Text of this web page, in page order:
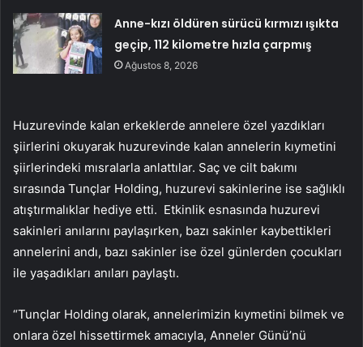
Anne-kızı öldüren sürücü kırmızı ışıkta
geçip, 112 kilometre hızla çarpmış
Ağustos 8, 2026
Huzurevinde kalan erkeklerde annelere özel yazdıkları
şiirlerini okuyarak huzurevinde kalan annelerin kıymetini
şiirlerindeki mısralarla anlattılar. Saç ve cilt bakımı
sırasında Tunçlar Holding, huzurevi sakinlerine ise sağlıklı
atıştırmalıklar hediye etti. Etkinlik esnasında huzurevi
sakinleri anılarını paylaşırken, bazı sakinler kaybettikleri
annelerini andı, bazı sakinler ise özel günlerden çocukları
ile yaşadıkları anıları paylaştı.
“Tunçlar Holding olarak, annelerimizin kıymetini bilmek ve
onlara özel hissettirmek amacıyla, Anneler Günü’nü